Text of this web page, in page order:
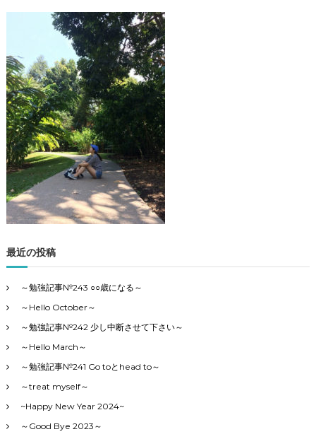
光
・
勉
強
記
事
の
4
カ
テ
ゴ
リ
で
す
最近の投稿
～勉強記事№243 ○○歳になる～
～Hello October～
～勉強記事№242 少し中断させて下さい～
～Hello March～
～勉強記事№241 Go toとhead to～
～treat myself～
~Happy New Year 2024~
～Good Bye 2023～